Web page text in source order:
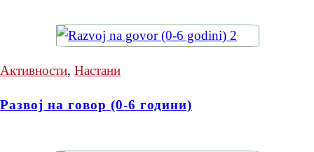
Активности, Настани
Развој на говор (0-6 години)